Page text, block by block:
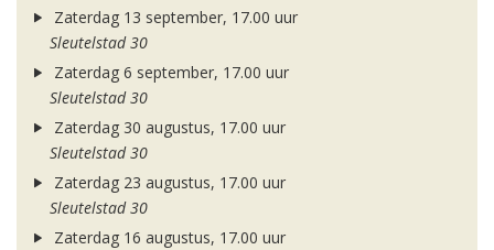
Zaterdag 13 september, 17.00 uur
Sleutelstad 30
Zaterdag 6 september, 17.00 uur
Sleutelstad 30
Zaterdag 30 augustus, 17.00 uur
Sleutelstad 30
Zaterdag 23 augustus, 17.00 uur
Sleutelstad 30
Zaterdag 16 augustus, 17.00 uur